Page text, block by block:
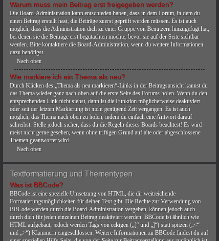
Warum muss mein Beitrag erst freigegeben werden?
Die Board-Administration kann entschieden haben, dass in dem Forum, in dem du
einen Beitrag erstellt hast, die Beiträge zuerst geprüft werden müssen. Es ist auch
möglich, dass die Administration dich zu einer Gruppe von Benutzern hinzugefügt hat,
bei denen sie die Beiträge erst begutachten möchte, bevor sie auf der Seite sichtbar
werden. Bitte kontaktiere die Board-Administration, wenn du weitere Informationen
dazu benötigst.
Nach oben
Wie markiere ich ein Thema als neu?
Durch Klicken des „Thema als neu markieren“-Links in der Beitragsansicht kannst du
das Thema wieder ganz nach oben auf die erste Seite des Forums holen. Wenn du den
entsprechenden Link nicht siehst, dann ist die Funktion möglicherweise deaktiviert
oder seit der letzten Markierung ist nicht genügend Zeit vergangen. Es ist auch
möglich, das Thema nach oben zu holen, indem du einfach eine Antwort darauf
schreibst. Stelle jedoch sicher, dass du die Regeln dieses Boards beachtest! Es wird
meist nicht gerne gesehen, wenn ohne triftigen Grund auf alte oder abgeschlossene
Themen geantwortet wird.
Nach oben
Textformatierung und Thementypen
Was ist BBCode?
BBCode ist eine spezielle Umsetzung von HTML, die dir weitreichende
Formatierungsmöglichkeiten für deinen Text gibt. Die Rechte zur Verwendung von
BBCode werden durch die Board-Administration vergeben, können jedoch auch
durch dich für jeden einzelnen Beitrag deaktiviert werden. BBCode ist ähnlich wie
HTML aufgebaut, jedoch werden Tags von eckigen („[“ und „]“) statt spitzen („<“
und „>“) Klammern eingeschlossen. Weitere Informationen zu BBCode findest du auf